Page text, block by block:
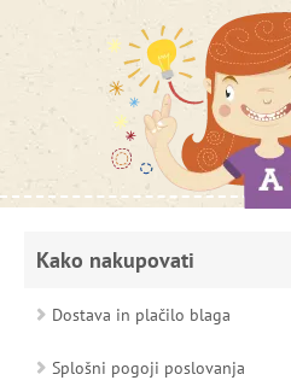
Kako nakupovati
Dostava in plačilo blaga
Splošni pogoji poslovanja